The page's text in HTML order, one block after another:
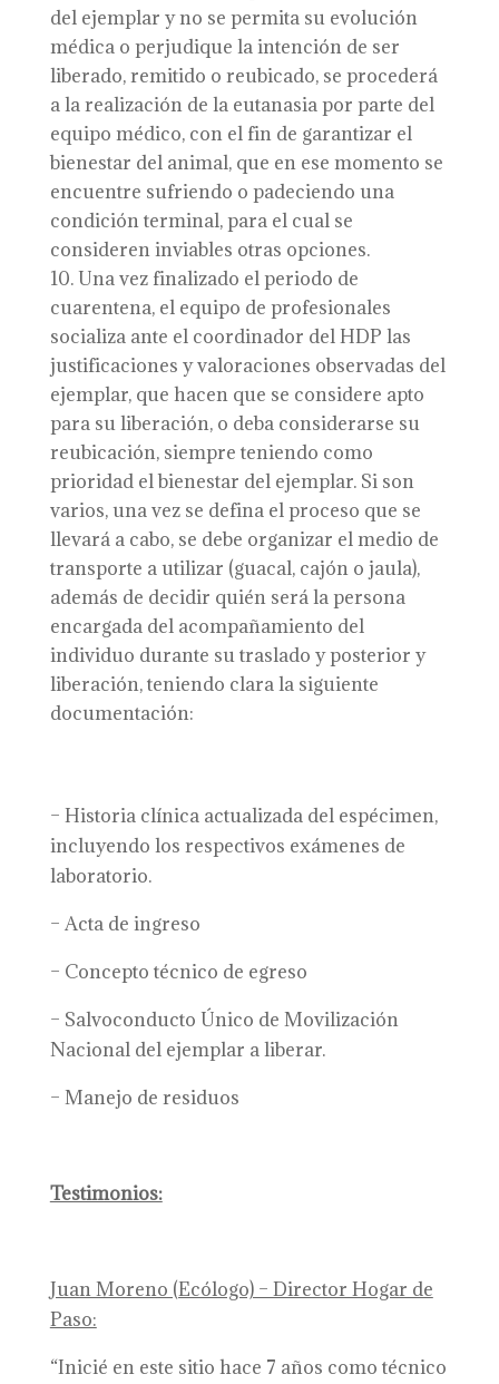
del ejemplar y no se permita su evolución
médica o perjudique la intención de ser
liberado, remitido o reubicado, se procederá
a la realización de la eutanasia por parte del
equipo médico, con el fin de garantizar el
bienestar del animal, que en ese momento se
encuentre sufriendo o padeciendo una
condición terminal, para el cual se
consideren inviables otras opciones.
Una vez finalizado el periodo de
cuarentena, el equipo de profesionales
socializa ante el coordinador del HDP las
justificaciones y valoraciones observadas del
ejemplar, que hacen que se considere apto
para su liberación, o deba considerarse su
reubicación, siempre teniendo como
prioridad el bienestar del ejemplar. Si son
varios, una vez se defina el proceso que se
llevará a cabo, se debe organizar el medio de
transporte a utilizar (guacal, cajón o jaula),
además de decidir quién será la persona
encargada del acompañamiento del
individuo durante su traslado y posterior y
liberación, teniendo clara la siguiente
documentación:
– Historia clínica actualizada del espécimen,
incluyendo los respectivos exámenes de
laboratorio.
– Acta de ingreso
– Concepto técnico de egreso
– Salvoconducto Único de Movilización
Nacional del ejemplar a liberar.
– Manejo de residuos
Testimonios:
Juan Moreno (Ecólogo) – Director Hogar de
Paso:
“Inicié en este sitio hace 7 años como técnico